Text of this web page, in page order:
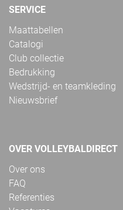
SERVICE
Maattabellen
Catalogi
Club collectie
Bedrukking
Wedstrijd- en teamkleding
Nieuwsbrief
OVER VOLLEYBALDIRECT
Over ons
FAQ
Referenties